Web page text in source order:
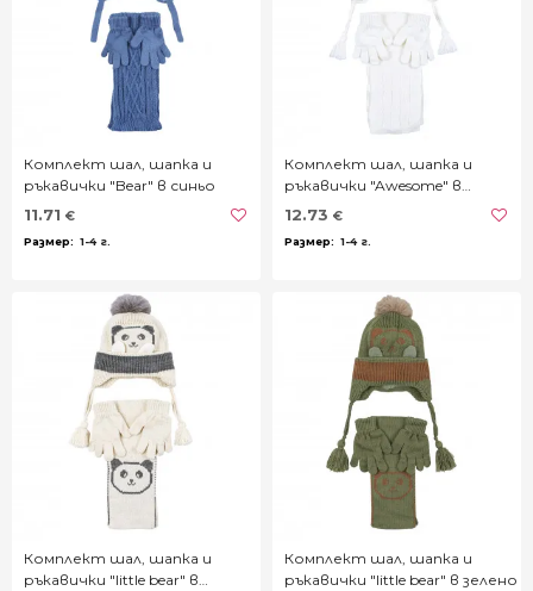
Комплект шал, шапка и
ръкавички "Bear" в синьо
11.71 €
1-4 г.
Комплект шал, шапка и
ръкавички "Awesome" в
кремаво бяло
12.73 €
1-4 г.
Комплект шал, шапка и
ръкавички "little bear" в
Комплект шал, шапка и
ръкавички "little bear" в зелено